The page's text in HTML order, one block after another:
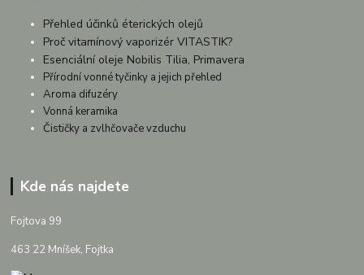
Přehled účinků éterických olejů
Proč vitamínový vaporizér VITASTIK?
Esenciální oleje Nobilis Tilia, Primavera
Přírodní vonné tyčinky a jejich přehled
Aroma difuzéry
Vonná keramika
Čističky a zvlhčovače vzduchu
Kde nás najdete
Fojtova 99
463 22 Mníšek, Fojtka